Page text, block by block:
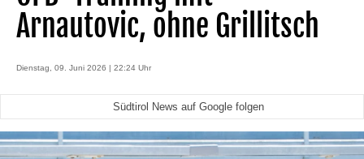
Arnautovic, ohne Grillitsch
Dienstag, 09. Juni 2026 | 22:24 Uhr
Südtirol News auf Google folgen